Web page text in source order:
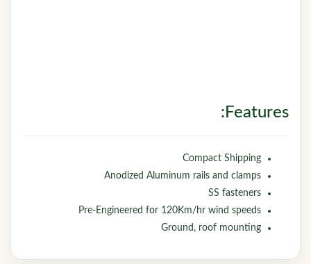
Features:
Compact Shipping
Anodized Aluminum rails and clamps
SS fasteners
Pre-Engineered for 120Km/hr wind speeds
Ground, roof mounting